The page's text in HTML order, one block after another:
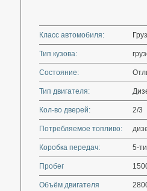
Класс автомобиля:
Тип кузова:
Состояние:
Тип двигателя:
Кол-во дверей: 2/3
Потребляемое топливо:
Коробка передач: 5-
Пробег
Объём двигателя